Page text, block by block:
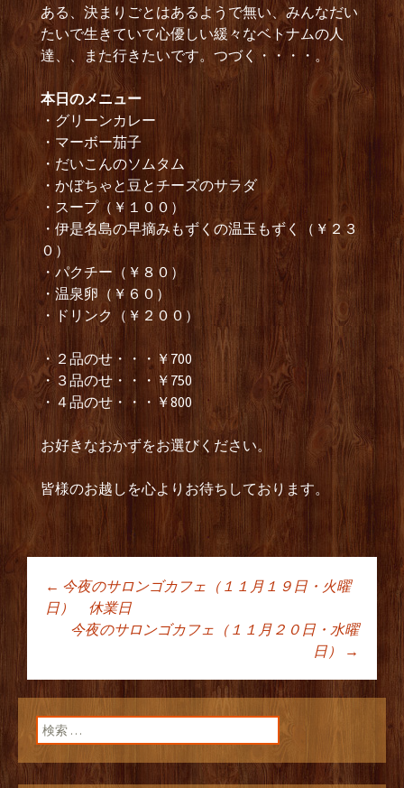
ある、決まりごとはあるようで無い、みんなだい
たいで生きていて心優しい緩々なベトナムの人
達、、また行きたいです。つづく・・・・。
本日のメニュー
・グリーンカレー
・マーボー茄子
・だいこんのソムタム
・かぼちゃと豆とチーズのサラダ
・スープ（￥１００）
・伊是名島の早摘みもずくの温玉もずく（￥２３
０）
・パクチー（￥８０）
・温泉卵（￥６０）
・ドリンク（￥２００）
・２品のせ・・・￥700
・３品のせ・・・￥750
・４品のせ・・・￥800
お好きなおかずをお選びください。
皆様のお越しを心よりお待ちしております。
投稿ナビゲーショ
ン
← 今夜のサロンゴカフェ（１１月１９日・火曜
日） 休業日
今夜のサロンゴカフェ（１１月２０日・水曜
日）
→
検索: